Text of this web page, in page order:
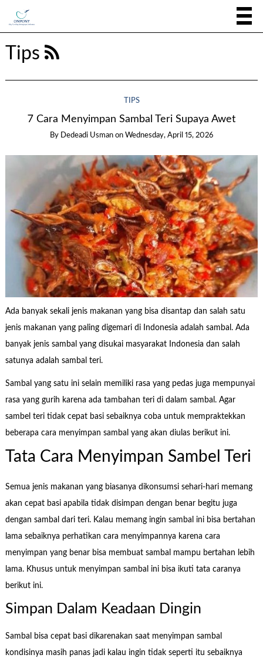
Tips
TIPS
7 Cara Menyimpan Sambal Teri Supaya Awet
By Dedeadi Usman on Wednesday, April 15, 2026
Ada banyak sekali jenis makanan yang bisa disantap dan salah satu
jenis makanan yang paling digemari di Indonesia adalah sambal. Ada
banyak jenis sambal yang disukai masyarakat Indonesia dan salah
satunya adalah sambal teri.
Sambal yang satu ini selain memiliki rasa yang pedas juga mempunyai
rasa yang gurih karena ada tambahan teri di dalam sambal. Agar
sambel teri tidak cepat basi sebaiknya coba untuk mempraktekkan
beberapa cara menyimpan sambal yang akan diulas berikut ini.
Tata Cara Menyimpan Sambel Teri
Semua jenis makanan yang biasanya dikonsumsi sehari-hari memang
akan cepat basi apabila tidak disimpan dengan benar begitu juga
dengan sambal dari teri. Kalau memang ingin sambal ini bisa bertahan
lama sebaiknya perhatikan cara menyimpannya karena cara
menyimpan yang benar bisa membuat sambal mampu bertahan lebih
lama. Khusus untuk menyimpan sambal ini bisa ikuti tata caranya
berikut ini.
Simpan Dalam Keadaan Dingin
Sambal bisa cepat basi dikarenakan saat menyimpan sambal
kondisinya masih panas jadi kalau ingin tidak seperti itu sebaiknya